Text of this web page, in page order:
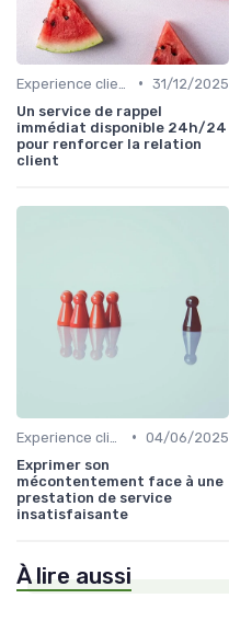
• 31/12/2025
Un service de rappel
immédiat disponible 24h/24
pour renforcer la relation
client
• 04/06/2025
Exprimer son
mécontentement face à une
prestation de service
insatisfaisante
À lire aussi